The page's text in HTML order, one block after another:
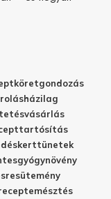
köretgondozás
házilag
vásárlás
tartósítás
kerttünetek
gyógynövény
sütemény
emésztés